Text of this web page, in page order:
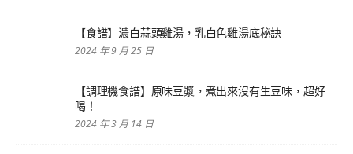
【食譜】濃白蒜頭雞湯，乳白色雞湯底秘訣
2024 年 9 月 25 日
【調理機食譜】原味豆漿，煮出來沒有生豆味，超好
喝！
2024 年 3 月 14 日